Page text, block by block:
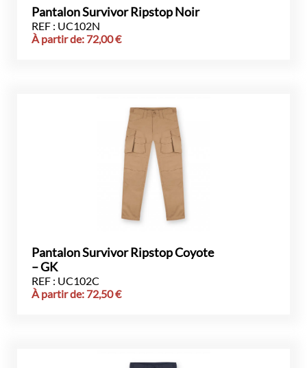
Pantalon Survivor Ripstop Noir
REF : UC102N
À partir de: 72,00€
Pantalon Survivor Ripstop Coyote
– GK
REF : UC102C
À partir de: 72,50€